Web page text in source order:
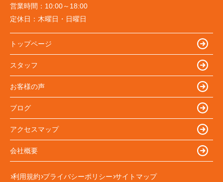
営業時間： 10:00～18:00
定休日： 木曜日・日曜日
トップページ
スタッフ
お客様の声
ブログ
アクセスマップ
会社概要
利用規約 プライバシーポリシー サイトマップ